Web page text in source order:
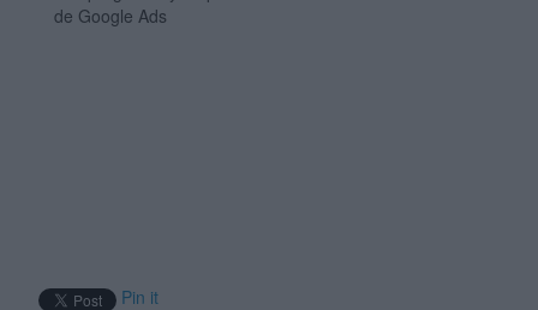
de Google Ads
Pin it